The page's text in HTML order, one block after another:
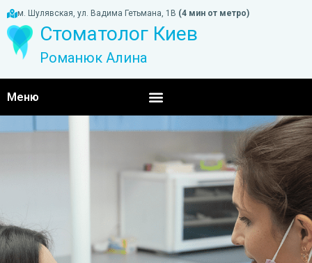
м. Шулявская, ул. Вадима Гетьмана, 1В (4 мин от метро)
Стоматолог Киев
Романюк Алина